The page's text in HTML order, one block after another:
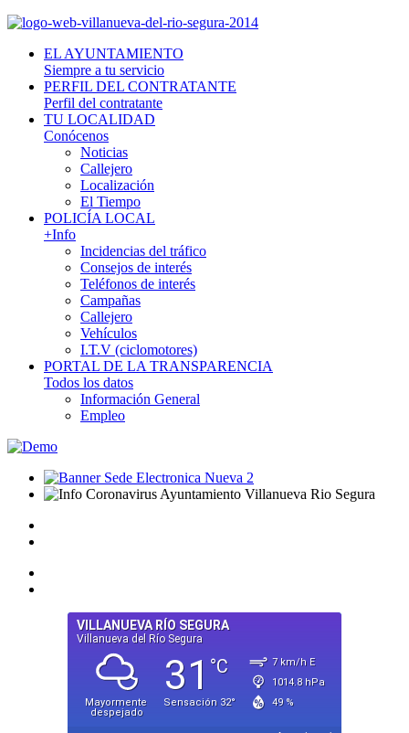
EL AYUNTAMIENTO
Siempre a tu servicio
PERFIL DEL CONTRATANTE
Perfil del contratante
TU LOCALIDAD
Conócenos
Noticias
Callejero
Localización
El Tiempo
POLICÍA LOCAL
+Info
Incidencias del tráfico
Consejos de interés
Teléfonos de interés
Campañas
Callejero
Vehículos
I.T.V (ciclomotores)
PORTAL DE LA TRANSPARENCIA
Todos los datos
Información General
Empleo